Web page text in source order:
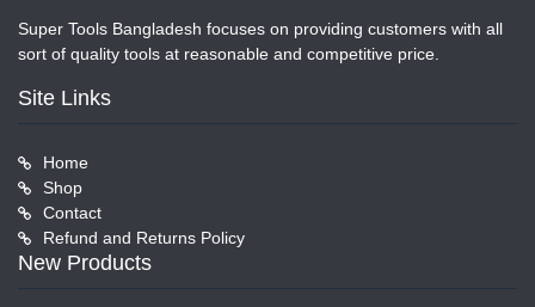
Super Tools Bangladesh focuses on providing customers with all
sort of quality tools at reasonable and competitive price.
Site Links
Home
Shop
Contact
Refund and Returns Policy
New Products